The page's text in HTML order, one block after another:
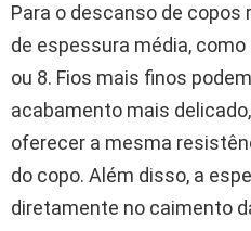
Para o descanso de copos
de espessura média,
ou 8. Fios mais finos
acabamento mais
oferecer a mesma
do copo. Além disso, a
diretamente no caimento